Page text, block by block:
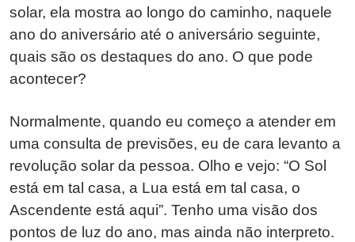
solar, ela mostra ao longo do caminho, naquele
ano do aniversário até o aniversário seguinte,
quais são os destaques do ano. O que pode
acontecer?
Normalmente, quando eu começo a atender em
uma consulta de previsões, eu de cara levanto a
revolução solar da pessoa. Olho e vejo: “O Sol
está em tal casa, a Lua está em tal casa, o
Ascendente está aqui”. Tenho uma visão dos
pontos de luz do ano, mas ainda não interpreto.